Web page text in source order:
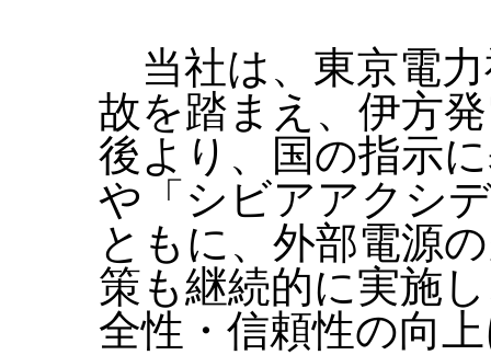
当社は、東京電力
故を踏まえ、伊方
後より、国の指示
や「シビアアクシ
ともに、外部電源
策も継続的に実施
全性・信頼性の向